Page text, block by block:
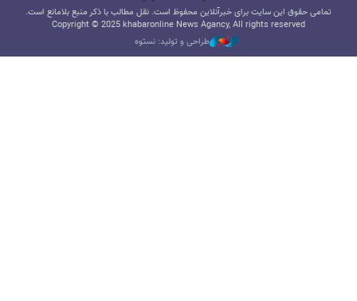
تمامی حقوق این سایت برای خبرآنلاین محفوظ است. نقل مطالب با ذکر منبع بلامانع است.
Copyright © 2025 khabaronline News Agancy, All rights reserved
طراحی و تولید: نستوه